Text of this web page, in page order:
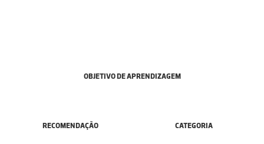
OBJETIVO DE APRENDIZAGEM
RECOMENDAÇÃO CATEGORIA